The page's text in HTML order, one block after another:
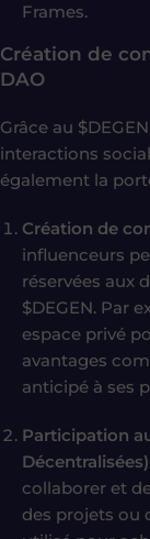
Frames.
Création de
DAO
Grâce au
interactions
également la
Création de
influenceurs
réservées aux
$DEGEN. Par
espace privé
avantages
anticipé à ses
Participation
Décentralisées)
collaborer et
des projets ou